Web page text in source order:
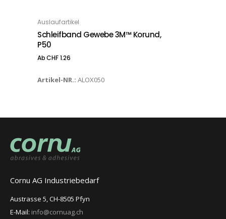
OPTIONS
Auslaufartikel
Schleifband Gewebe 3M™ Korund,
P50
AbCHF1.26
Artikel-NR.: ALOX050
Cornu AG Industriebedarf
Austrasse 5, CH-8505 Pfyn
E-Mail: info@cornuag.ch